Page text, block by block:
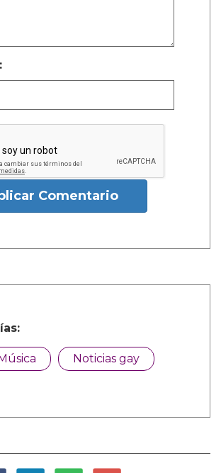
Comentario
Noticias gay